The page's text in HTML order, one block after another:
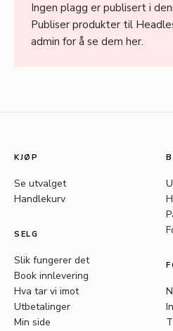
Ingen plagg er publisert i
Publiser produkter til
admin for å se dem her.
KJØP
Se utvalget
Handlekurv
SELG
Slik fungerer det
Book innlevering
Hva tar vi imot
Utbetalinger
Min side